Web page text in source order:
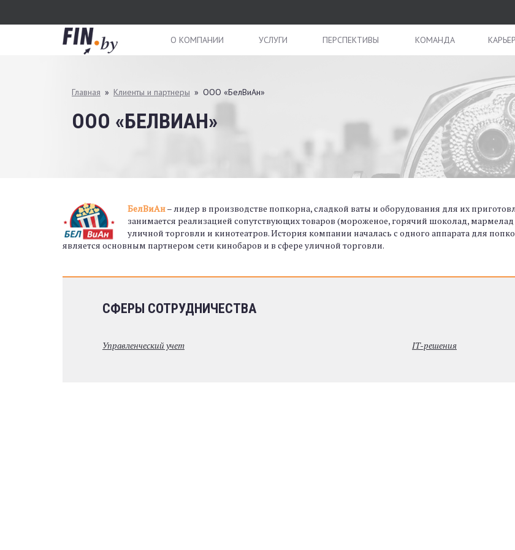
О КОМПАНИИ УСЛУГИ ПЕРСПЕКТИВЫ КОМАНДА
Вы
здесь
Главная » Клиенты и партнеры » ООО «БелВиАн»
ООО «БЕЛВИАН»
БелВиАн– лидер в производстве попкорна, сладкой ваты и оборудования для их
занимается реализацией сопутствующих товаров (мороженое, горячий шоколад,
уличной торговли и кинотеатров. История компании началась с одного аппарата для
является основным партнером сети кинобаров и в сфере уличной торговли.
СФЕРЫ СОТРУДНИЧЕСТВА
Управленческий учет IT-решения